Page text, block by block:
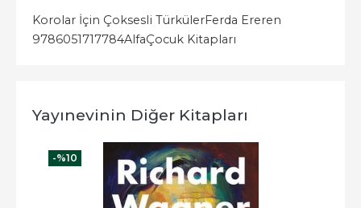
Korolar İçin Çoksesli TürkülerFerda Ereren
9786051717784AlfaÇocuk Kitapları
Yayınevinin Diğer Kitapları
-%10